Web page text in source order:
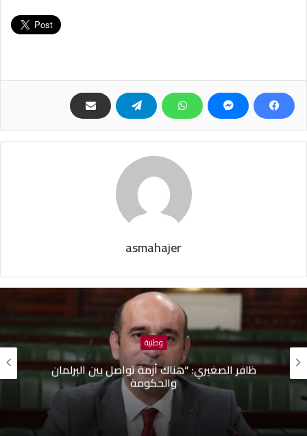
asmahajer
وطنية
ظافر الصغيري: “هناك أزمة تواصل بين البرلمان
والحكومة